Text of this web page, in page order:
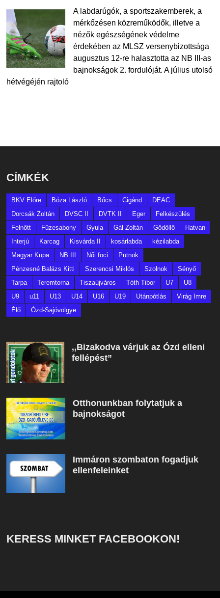
A labdarúgók, a sportszakemberek, a
mérkőzésen közreműködők, illetve a
nézők egészségének védelme
érdekében az MLSZ versenybizottsága
augusztus 12-re halasztotta az NB III-as
bajnokságok 2. fordulóját. A július utolsó
hétvégéjén rajtoló
CÍMKÉK
BKV Előre Bóza László Bőcs Cigánd
DEAC
Dorcsák Zoltán
DVSC II DVTK II Eger
Felkészülés
Felnőtt
Füzesabony Gyula Gál Zoltán Gödöllő
Hatvan
Interjú
Karcag Kisvárda II kosárlabda
kézilabda
Magyar Kupa
NB III Női foci
Putnok
Pénzesné Balázs Kitti
Szerencsi Miklós Szolnok
Sényő
Tarpa
Teremtorna Tiszaújváros Tóth Tibor U7
U8
U9
u11 U13 U14 U16 U19 Utánpótlás
Virág Imre
Élő
Ózd-Sajóvölgye
,,Bizakodva várjuk az Ózd elleni
fellépést”
Otthonunkban folytatjuk a
bajnokságot
Immáron szombaton fogadjuk
ellenfeleinket
KERESS MINKET FACEBOOKON!